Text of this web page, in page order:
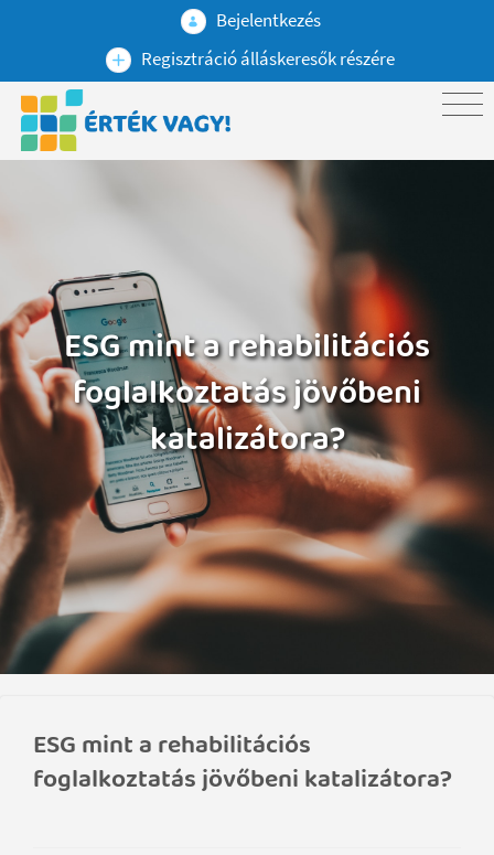
Bejelentkezés
Regisztráció álláskeresők részére
ESG mint a rehabilitációs
foglalkoztatás jövőbeni
katalizátora?
ESG mint a rehabilitációs
foglalkoztatás jövőbeni katalizátora?